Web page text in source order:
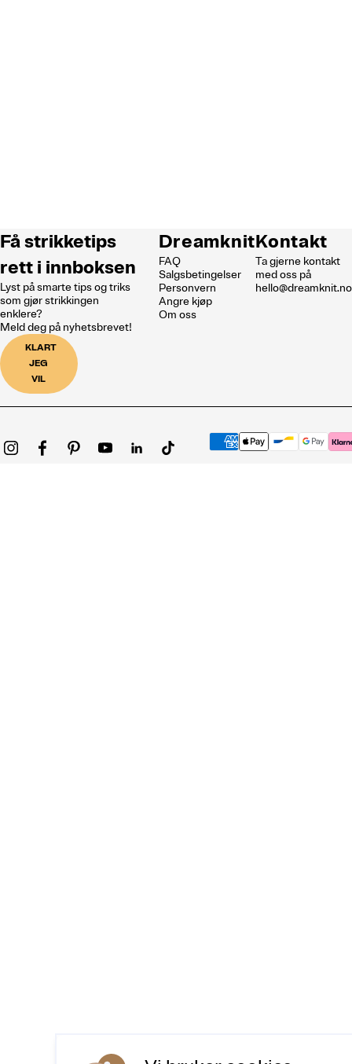
Få strikketips
rett i innboksen
Lyst på smarte tips og triks
som gjør strikkingen
enklere?
Meld deg på nyhetsbrevet!
KLART
JEG
VIL
Dreamknit
FAQ
Salgsbetingelser
Personvern
Angre kjøp
Om oss
Kontakt
Ta gjerne kontakt
med oss på
hello@dreamknit.no